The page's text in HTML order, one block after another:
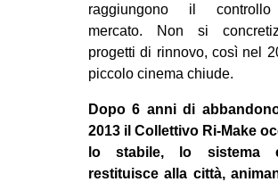
MEDIO ORIENTE
EVENTI
in
Fb
raggiungono il
mercato. Non si
progetti di rinnovo, così nel
piccolo cinema chiude.
Dopo 6 anni di
2013 il Collettivo Ri-Make
lo stabile, lo sistema
restituisce alla città,